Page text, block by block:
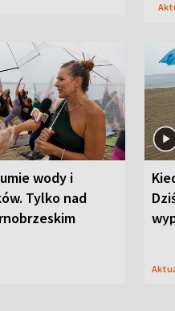
wody i
Tylko nad